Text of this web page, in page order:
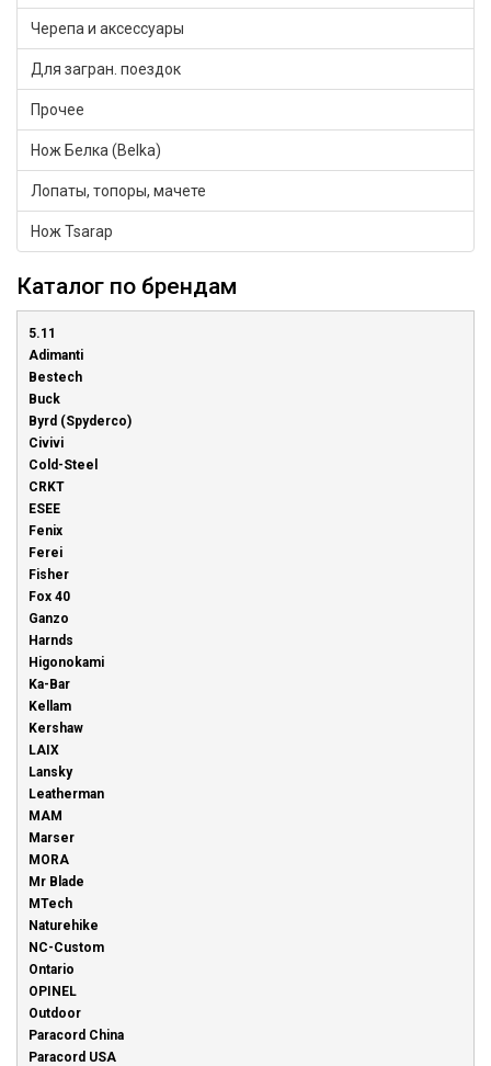
Черепа и аксессуары
Для загран. поездок
Прочее
Нож Белка (Belka)
Лопаты, топоры, мачете
Нож Tsarap
Каталог по брендам
5.11
Adimanti
Bestech
Buck
Byrd (Spyderco)
Civivi
Cold-Steel
CRKT
ESEE
Fenix
Ferei
Fisher
Fox 40
Ganzo
Harnds
Higonokami
Ka-Bar
Kellam
Kershaw
LAIX
Lansky
Leatherman
MAM
Marser
MORA
Mr Blade
MTech
Naturehike
NC-Custom
Ontario
OPINEL
Outdoor
Paracord China
Paracord USA